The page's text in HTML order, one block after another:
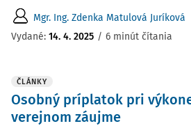
Mgr. Ing. Zdenka Matulová Juríková
Vydané: 14. 4. 2025 / 6 minút čítania
ČLÁNKY
Osobný príplatok pri
verejnom záujme